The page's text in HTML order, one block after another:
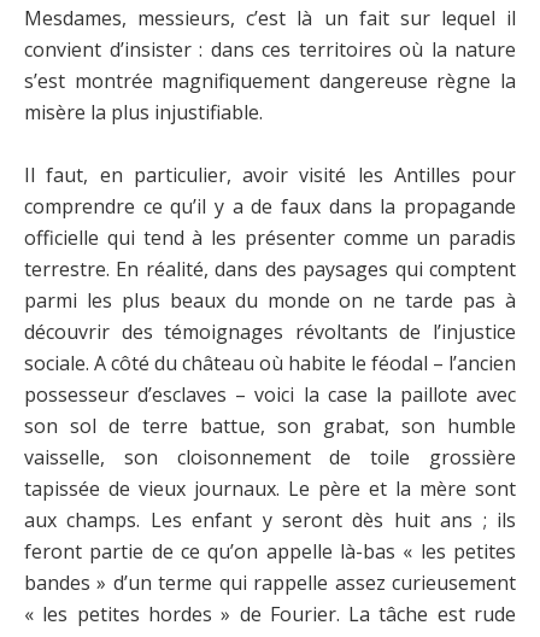
Mesdames, messieurs, c’est là un fait sur lequel il
convient d’insister : dans ces territoires où la nature
s’est montrée magnifiquement dangereuse règne la
misère la plus injustifiable.
Il faut, en particulier, avoir visité les Antilles pour
comprendre ce qu’il y a de faux dans la propagande
officielle qui tend à les présenter comme un paradis
terrestre. En réalité, dans des paysages qui comptent
parmi les plus beaux du monde on ne tarde pas à
découvrir des témoignages révoltants de l’injustice
sociale. A côté du château où habite le féodal – l’ancien
possesseur d’esclaves – voici la case la paillote avec
son sol de terre battue, son grabat, son humble
vaisselle, son cloisonnement de toile grossière
tapissée de vieux journaux. Le père et la mère sont
aux champs. Les enfant y seront dès huit ans ; ils
feront partie de ce qu’on appelle là-bas « les petites
bandes » d’un terme qui rappelle assez curieusement
« les petites hordes » de Fourier. La tâche est rude